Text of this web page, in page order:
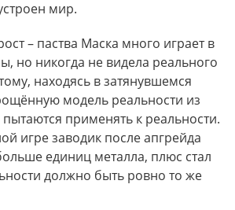
мир.
– паства Маска много играет в
но никогда не видела реального
находясь в затянувшемся
модель реальности из
применять к реальности.
игре заводик после апгрейда
единиц металла, плюс стал
должно быть ровно то же